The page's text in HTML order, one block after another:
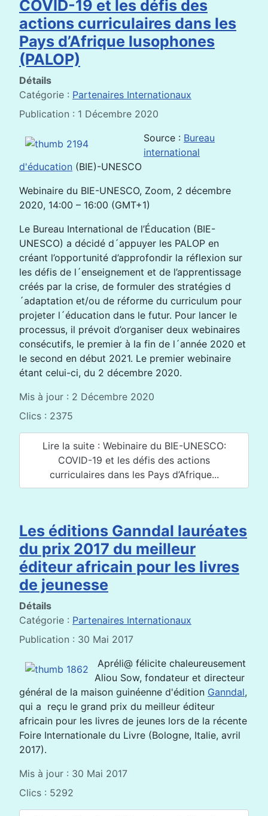
COVID-19 et les défis des
actions curriculaires dans les
Pays d’Afrique lusophones
(PALOP)
Détails
Catégorie : Partenaires Internationaux
Publication : 1 Décembre 2020
Source : Bureau
international
d'éducation (BIE)-UNESCO
Webinaire du BIE-UNESCO, Zoom, 2 décembre
2020, 14:00 – 16:00 (GMT+1)
Le Bureau International de l’Éducation (BIE-
UNESCO) a décidé d´appuyer les PALOP en
créant l’opportunité d’approfondir la réflexion sur
les défis de l´enseignement et de l’apprentissage
créés par la crise, de formuler des stratégies d
´adaptation et/ou de réforme du curriculum pour
projeter l´éducation dans le futur. Pour lancer le
processus, il prévoit d’organiser deux webinaires
consécutifs, le premier à la fin de l´année 2020 et
le second en début 2021. Le premier webinaire
étant celui-ci, du 2 décembre 2020.
Mis à jour : 2 Décembre 2020
Clics : 2375
Lire la suite : Webinaire du BIE-UNESCO:
COVID-19 et les défis des actions
curriculaires dans les Pays d’Afrique...
Les éditions Ganndal lauréates
du prix 2017 du meilleur
éditeur africain pour les livres
de jeunesse
Détails
Catégorie : Partenaires Internationaux
Publication : 30 Mai 2017
Apréli@ félicite chaleureusement
Aliou Sow, fondateur et directeur
général de la maison guinéenne d'édition Ganndal,
qui a reçu le grand prix du meilleur éditeur
africain pour les livres de jeunes lors de la récente
Foire Internationale du Livre (Bologne, Italie, avril
2017).
Mis à jour : 30 Mai 2017
Clics : 5292